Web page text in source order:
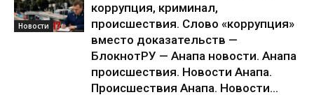
Новости
коррупция, криминал,
происшествия. Слово «коррупция»
вместо доказательств —
БлокнотРУ — Анапа новости. Анапа
происшествия. Новости Анапа.
Происшествия Анапа. Новости...